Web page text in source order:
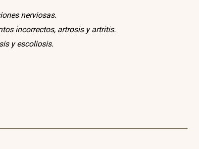
nerviosas.
incorrectos, artrosis y artritis.
y escoliosis.